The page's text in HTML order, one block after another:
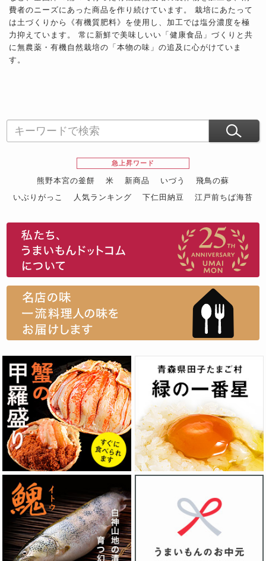
費者のニーズにあった商品を作り続けています。 栽培にあたって
は土づくりから《有機質肥料》を使用し、加工では塩分濃度を極
力抑えています。 常に新鮮で美味しいい「健康食品」づくりと共
に無農薬・有機自然栽培の「本物の味」の追及に心がけていま
す。
急上昇ワード
熊野本宮の釜餅 米 新商品 いづう
飛鳥の蘇
いぶりがっこ
人気ランキング 下仁田納豆
江戸前ちば海苔